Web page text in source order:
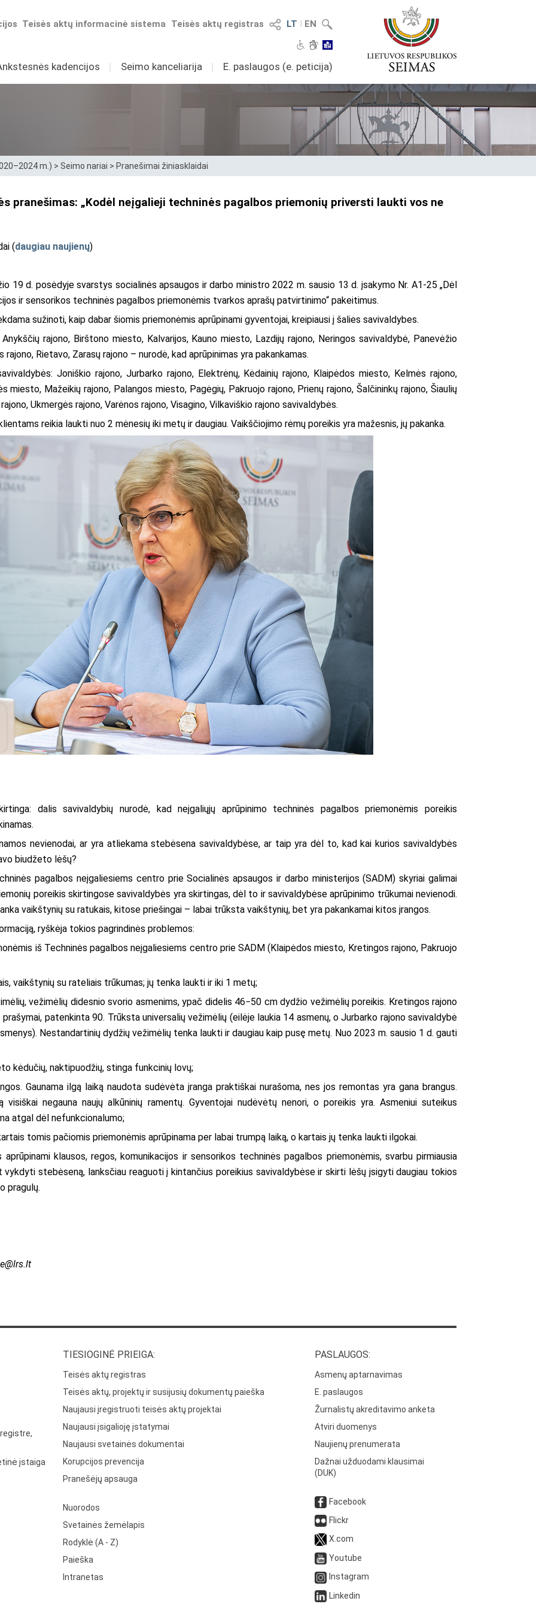
LT I EN
Teisės aktų registras
Teisės aktų informacinė sistema
kadencijos I Seimo kanceliarija I E. paslaugos (e. peticija)
m.) > Seimo nariai > Pranešimai žiniasklaidai
pranešimas: „Kodėl neįgalieji techninės pagalbos priemonių priversti laukti vos ne
(daugiau naujienų)
19 d. posėdyje svarstys socialinės apsaugos ir darbo ministro 2022 m. sausio 13 d. įsakymo Nr. A1-25 „Dėl
ir sensorikos techninės pagalbos priemonėmis tvarkos aprašų patvirtinimo“ pakeitimus.
sužinoti, kaip dabar šiomis priemonėmis aprūpinami gyventojai, kreipiausi į šalies savivaldybes.
rajono, Birštono miesto, Kalvarijos, Kauno miesto, Lazdijų rajono, Neringos savivaldybė, Panevėžio
rajono, Rietavo, Zarasų rajono – nurodė, kad aprūpinimas yra pakankamas.
Joniškio rajono, Jurbarko rajono, Elektrėnų, Kėdainių rajono, Klaipėdos miesto, Kelmės rajono,
miesto, Mažeikių rajono, Palangos miesto, Pagėgių, Pakruojo rajono, Prienų rajono, Šalčininkų rajono, Šiaulių
Ukmergės rajono, Varėnos rajono, Visagino, Vilkaviškio rajono savivaldybės.
reikia laukti nuo 2 mėnesių iki metų ir daugiau. Vaikščiojimo rėmų poreikis yra mažesnis, jų pakanka.
dalis savivaldybių nurodė, kad neįgaliųjų aprūpinimo techninės pagalbos priemonėmis poreikis
nevienodai, ar yra atliekama stebėsena savivaldybėse, ar taip yra dėl to, kad kai kurios savivaldybės
biudžeto lėšų?
pagalbos neįgaliesiems centro prie Socialinės apsaugos ir darbo ministerijos (SADM) skyriai galimai
poreikis skirtingose savivaldybės yra skirtingas, dėl to ir savivaldybėse aprūpinimo trūkumai nevienodi.
vaikštynių su ratukais, kitose priešingai – labai trūksta vaikštynių, bet yra pakankamai kitos įrangos.
ryškėja tokios pagrindinės problemos:
iš Techninės pagalbos neįgaliesiems centro prie SADM (Klaipėdos miesto, Kretingos rajono, Pakruojo
vaikštynių su rateliais trūkumas; jų tenka laukti ir iki 1 metų;
vežimėlių didesnio svorio asmenims, ypač didelis 46−50 cm dydžio vežimėlių poreikis. Kretingos rajono
patenkinta 90. Trūksta universalių vežimėlių (eilėje laukia 14 asmenų, o Jurbarko rajono savivaldybė
Nestandartinių dydžių vežimėlių tenka laukti ir daugiau kaip pusę metų. Nuo 2023 m. sausio 1 d. gauti
kėdučių, naktipuodžių, stinga funkcinių lovų;
Gaunama ilgą laiką naudota sudėvėta įranga praktiškai nurašoma, nes jos remontas yra gana brangus.
visiškai negauna naujų alkūninių ramentų. Gyventojai nudėvėtų nenori, o poreikis yra. Asmeniui suteikus
atgal dėl nefunkcionalumo;
tomis pačiomis priemonėmis aprūpinama per labai trumpą laiką, o kartais jų tenka laukti ilgokai.
aprūpinami klausos, regos, komunikacijos ir sensorikos techninės pagalbos priemonėmis, svarbu pirmiausia
vykdyti stebėseną, lanksčiau reaguoti į kintančius poreikius savivaldybėse ir skirti lėšų įsigyti daugiau tokios
pragulų.
įstaiga
TIESIOGINĖ PRIEIGA:
Teisės aktų registras
Teisės aktų, projektų ir susijusių dokumentų paieška
Naujausi įregistruoti teisės aktų projektai
Naujausi įsigalioję įstatymai
Naujausi svetainės dokumentai
Korupcijos prevencija
Pranešėjų apsauga
Nuorodos
Svetainės žemėlapis
Rodyklė (A - Z)
Paieška
Intranetas
PASLAUGOS:
Asmenų aptarnavimas
E. paslaugos
Žurnalistų akreditavimo anketa
Atviri duomenys
Naujienų prenumerata
Dažnai užduodami klausimai
(DUK)
Facebook
Flickr
X.com
Youtube
Instagram
Linkedin